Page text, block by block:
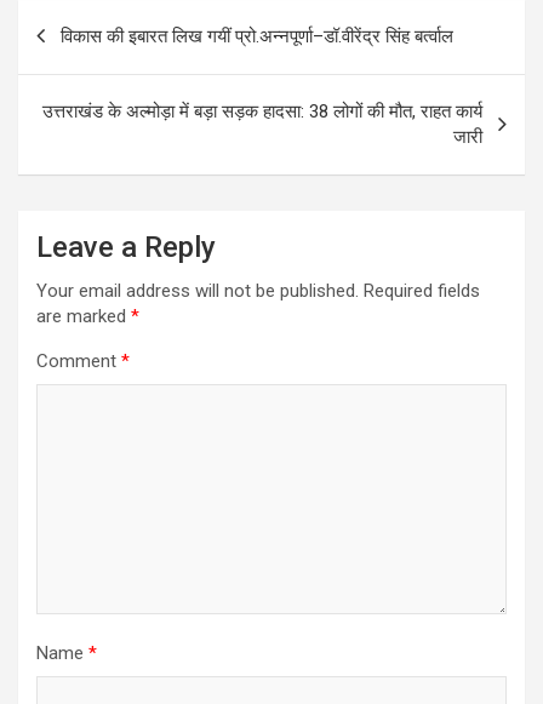
navigation
विकास की इबारत लिख गयीं प्रो.अन्नपूर्णा–डॉ.वीरेंद्र सिंह बर्त्वाल
उत्तराखंड के अल्मोड़ा में बड़ा सड़क हादसा: 38 लोगों की मौत, राहत कार्य
जारी
Leave a Reply
Your email address will not be published. Required fields
are marked *
Comment *
Name *